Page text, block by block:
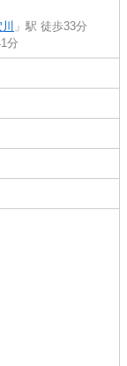
」駅 徒歩33分
分